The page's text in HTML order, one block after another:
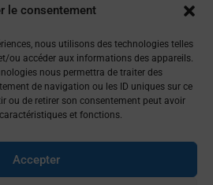
le consentement
nous utilisons des technologies telles
ou accéder aux informations des appareils.
nous permettra de traiter des
de navigation ou les ID uniques sur ce
ou de retirer son consentement peut avoir
et fonctions.
Accepter
2024 – Par SYSTEMILIA